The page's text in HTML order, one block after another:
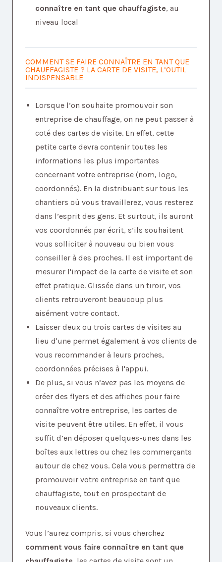
connaître en tant que chauffagiste, au
niveau local
COMMENT SE FAIRE CONNAÎTRE EN TANT QUE
CHAUFFAGISTE ? LA CARTE DE VISITE, L’OUTIL
INDISPENSABLE
Lorsque l’on souhaite promouvoir son
entreprise de chauffage, on ne peut passer à
coté des cartes de visite. En effet, cette
petite carte devra contenir toutes les
informations les plus importantes
concernant votre entreprise (nom, logo,
coordonnés). En la distribuant sur tous les
chantiers où vous travaillerez, vous resterez
dans l’esprit des gens. Et surtout, ils auront
vos coordonnés par écrit, s’ils souhaitent
vous solliciter à nouveau ou bien vous
conseiller à des proches. Il est important de
mesurer l'impact de la carte de visite et son
effet pratique. Glissée dans un tiroir, vos
clients retrouveront beaucoup plus
aisément votre contact.
Laisser deux ou trois cartes de visites au
lieu d'une permet également à vos clients de
vous recommander à leurs proches,
coordonnées précises à l'appui.
De plus, si vous n’avez pas les moyens de
créer des flyers et des affiches pour faire
connaître votre entreprise, les cartes de
visite peuvent être utiles. En effet, il vous
suffit d’en déposer quelques-unes dans les
boîtes aux lettres ou chez les commerçants
autour de chez vous. Cela vous permettra de
promouvoir votre entreprise en tant que
chauffagiste, tout en prospectant de
nouveaux clients.
Vous l’aurez compris, si vous cherchez
comment vous faire connaître en tant que